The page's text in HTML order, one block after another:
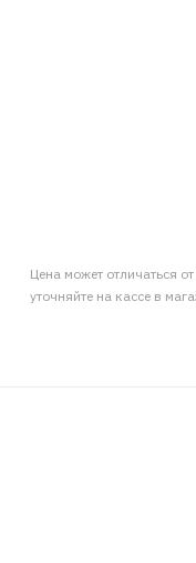
Цена может отличаться
уточняйте на кассе в